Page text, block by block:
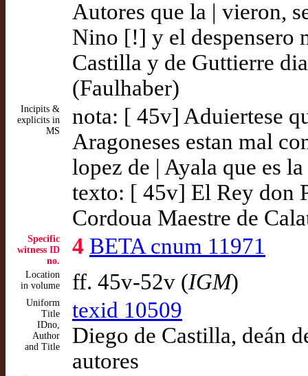
Autores que la | vieron,
Nino [!] y el despensero
Castilla y de Guttierre
(Faulhaber)
Incipits &
explicits in
MS
nota: [ 45v] Aduiertese
Aragoneses estan mal
lopez de | Ayala que es
texto: [ 45v] El Rey don
Cordoua Maestre de
Specific
witness ID
no.
4 BETA cnum 11971
Location
in volume
ff. 45v-52v (IGM)
Uniform
Title
IDno,
Author
and Title
texid 10509
Diego de Castilla, deán
autores